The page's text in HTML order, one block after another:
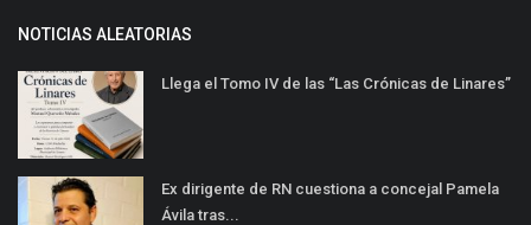
NOTICIAS ALEATORIAS
Llega el Tomo IV de las “Las Crónicas de Linares”
Ex dirigente de RN cuestiona a concejal Pamela
Ávila tras...